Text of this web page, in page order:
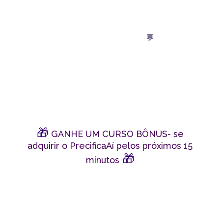
💬
🎁 GANHE UM CURSO BÔNUS- se
adquirir o PrecificaAí pelos próximos 15
minutos 🎁